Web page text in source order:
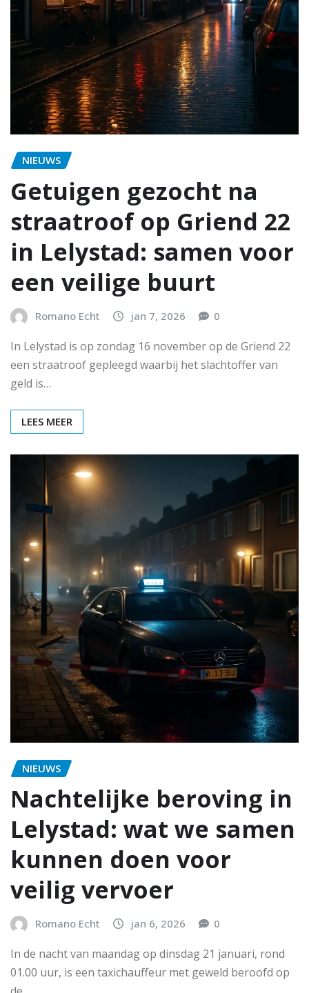
NIEUWS
Getuigen gezocht na
straatroof op Griend 22
in Lelystad: samen voor
een veilige buurt
Romano Echt jan 7, 2026 0
In Lelystad is op zondag 16 november op de Griend 22
een straatroof gepleegd waarbij het slachtoffer van
geld is…
LEES MEER
NIEUWS
Nachtelijke beroving in
Lelystad: wat we samen
kunnen doen voor
veilig vervoer
Romano Echt jan 6, 2026 0
In de nacht van maandag op dinsdag 21 januari, rond
01.00 uur, is een taxichauffeur met geweld beroofd op